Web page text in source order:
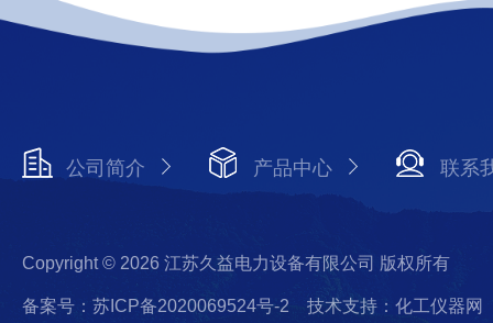
公司简介 产品中心 联系
Copyright © 2026 江苏久益电力设备有限公司 版权所有
备案号：苏ICP备2020069524号-2 技术支持：化工仪器网